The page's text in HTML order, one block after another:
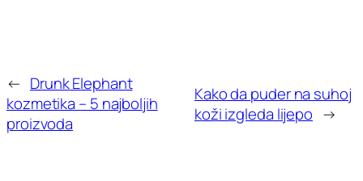
← Drunk Elephant
kozmetika – 5 najboljih
proizvoda
Kako da puder na suhoj
koži izgleda lijepo →